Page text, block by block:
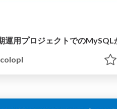
colopl